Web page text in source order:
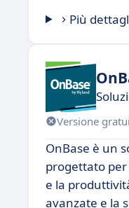
Più
Versione
OnBase è un
progettato
e la
avanzate e la